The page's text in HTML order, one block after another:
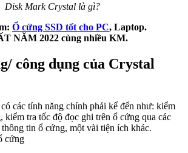
Disk Mark Crystal là gì?
Ổ cứng SSD tốt cho PC, Laptop.
NĂM 2022 cùng nhiều KM.
công dụng của Crystal
có các tính năng chính phải kể đến như: kiểm
kiểm tra tốc độ đọc ghi trên ổ cứng qua các
tin ổ cứng, một vài tiện ích khác.
cứng